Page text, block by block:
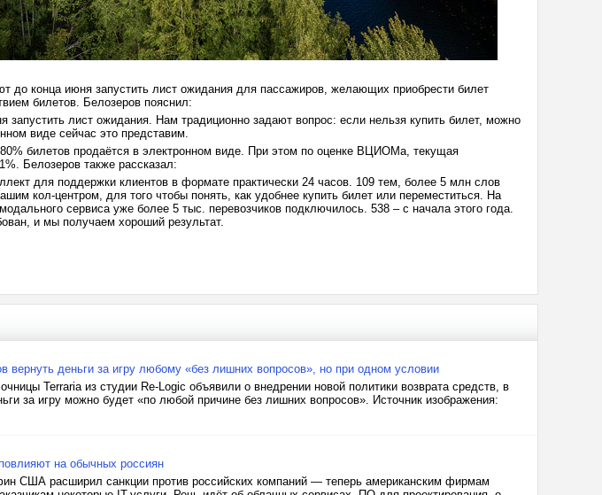
до конца июня запустить лист ожидания для пассажиров, желающих приобрести билет
билетов. Белозеров пояснил:
запустить лист ожидания. Нам традиционно задают вопрос: если нельзя купить билет, можно
виде сейчас это представим.
80% билетов продаётся в электронном виде. При этом по оценке ВЦИОМа, текущая
Белозеров также рассказал:
для поддержки клиентов в формате практически 24 часов. 109 тем, более 5 млн слов
кол-центром, для того чтобы понять, как удобнее купить билет или переместиться. На
сервиса уже более 5 тыс. перевозчиков подключилось. 538 – с начала этого года.
и мы получаем хороший результат.
вернуть деньги за игру любому «без лишних вопросов», но при одном условии
Terraria из студии Re-Logic объявили о внедрении новой политики возврата средств, в
за игру можно будет «по любой причине без лишних вопросов». Источник изображения:
на обычных россиян
США расширил санкции против российских компаний — теперь американским фирмам